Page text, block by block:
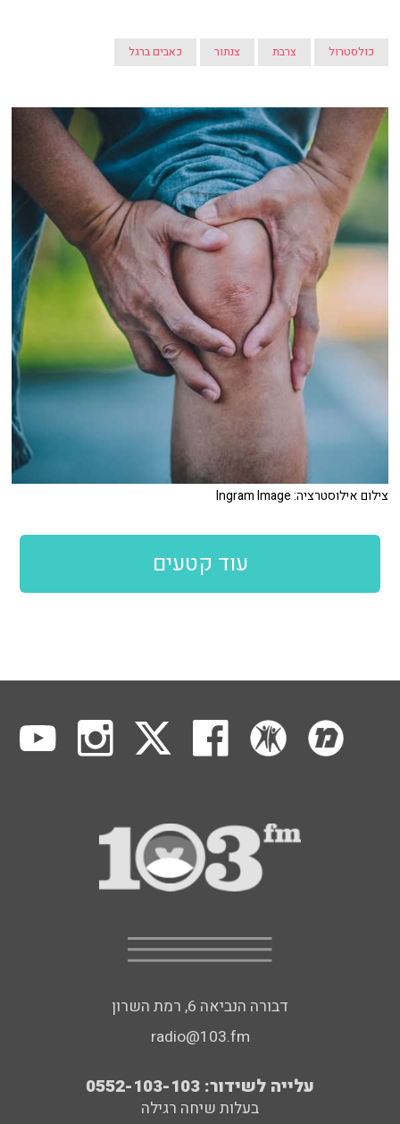
כולסטרול צרבת צנתור כאבים ברגל
צילום אילוסטרציה: Ingram Image
עוד קטעים
דבורה הנביאה 6, רמת השרון
radio@103.fm
עלייה לשידור: 0552-103-103
בעלות שיחה רגילה